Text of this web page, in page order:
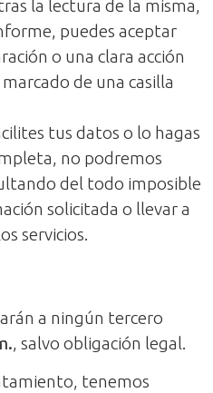
la lectura de la misma,
puedes aceptar
o una clara acción
de una casilla
tus datos o lo hagas
no podremos
del todo imposible
solicitada o llevar a
servicios.
a ningún tercero
, salvo obligación legal.
tenemos